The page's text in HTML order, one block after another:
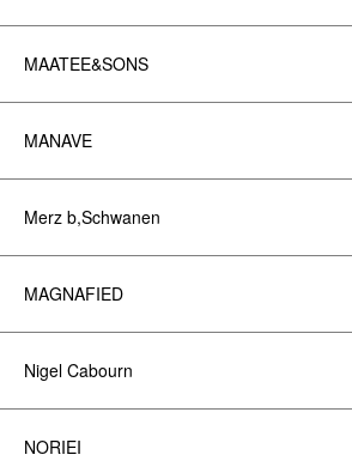
MAATEE&SONS
MANAVE
Merz b,Schwanen
MAGNAFIED
Nigel Cabourn
NORIEI